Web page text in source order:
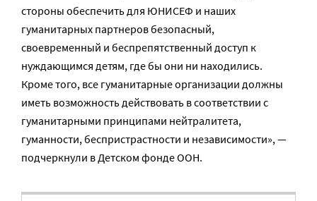
стороны обеспечить для ЮНИСЕФ и наших
гуманитарных партнеров безопасный,
своевременный и беспрепятственный доступ к
нуждающимся детям, где бы они ни находились.
Кроме того, все гуманитарные организации должны
иметь возможность действовать в соответствии с
гуманитарными принципами нейтралитета,
гуманности, беспристрастности и независимости», —
подчеркнули в Детском фонде ООН.